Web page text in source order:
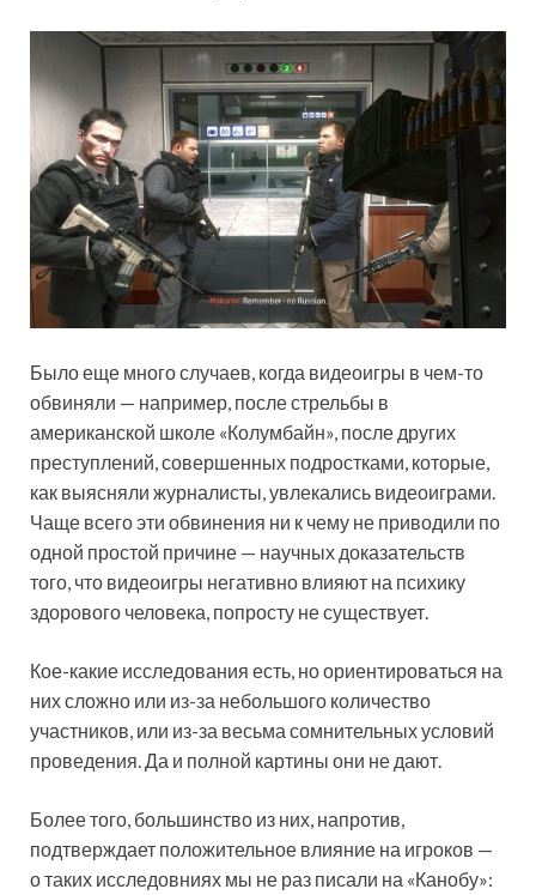
Было еще много случаев, когда видеоигры в чем-то
обвиняли — например, после стрельбы в
американской школе «Колумбайн», после других
преступлений, совершенных подростками, которые,
как выясняли журналисты, увлекались видеоиграми.
Чаще всего эти обвинения ни к чему не приводили по
одной простой причине — научных доказательств
того, что видеоигры негативно влияют на психику
здорового человека, попросту не существует.
Кое-какие исследования есть, но ориентироваться на
них сложно или из-за небольшого количество
участников, или из-за весьма сомнительных условий
проведения. Да и полной картины они не дают.
Более того, большинство из них, напротив,
подтверждает положительное влияние на игроков —
о таких исследовниях мы не раз писали на «Канобу»: